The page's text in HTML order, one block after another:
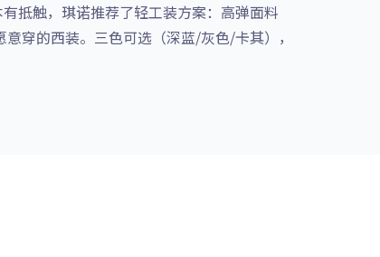
抵触，琪诺推荐了轻工装方案：高弹面料
穿的西装。三色可选（深蓝/灰色/卡其），